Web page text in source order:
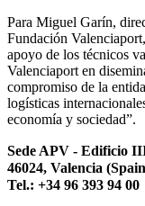
Para Miguel Garín,
Fundación
apoyo de los técnicos
Valenciaport en
compromiso de la
logísticas
economía y
Sede APV - Edificio
46024, Valencia
Tel.: +34 96 393 94 00